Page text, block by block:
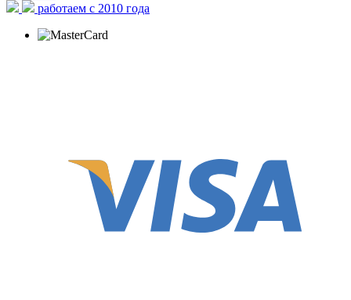
работаем с 2010 года